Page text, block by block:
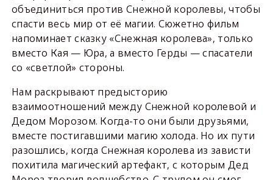
объединиться против Снежной королевы, чтобы
спасти весь мир от её магии. Сюжетно фильм
напоминает сказку «Снежная королева», только
вместо Кая — Юра, а вместо Герды — спасатели
со «светлой» стороны.
Нам раскрывают предысторию
взаимоотношений между Снежной королевой и
Дедом Морозом. Когда-то они были друзьями,
вместе постигавшими магию холода. Но их пути
разошлись, когда Снежная королева из зависти
похитила магический артефакт, с которым Дед